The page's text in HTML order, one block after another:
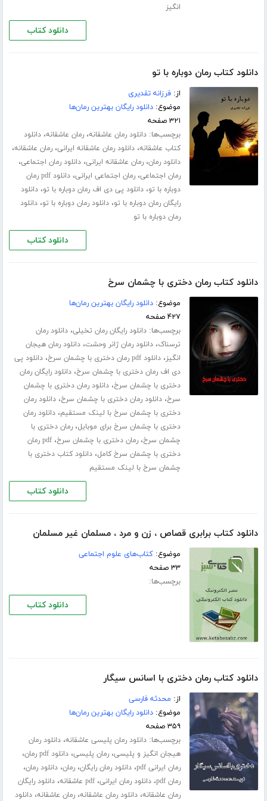
انگیز
دانلود کتاب
دانلود کتاب رمان دوباره با تو
از:فرزانه تقدیری
موضوع:دانلود رایگان بهترین رمان‌ها
۳۲۱ صفحه
برچسب‌ها:دانلود رمان عاشقانه،رمان عاشقانه،دانلود
کتاب عاشقانه،دانلود رمان عاشقانه ایرانی،رمان عاشقانه،
دانلود رمان،رمان عاشقانه ایرانی،دانلود رمان اجتماعی،
رمان اجتماعی،رمان اجتماعی ایرانی،
دانلود pdf رمان
دوباره با تو،دانلود پی دی اف رمان دوباره با تو،دانلود
رایگان رمان دوباره با تو،دانلود رمان دوباره با تو،دانلود
رمان دوباره با تو
دانلود کتاب
دانلود کتاب رمان دختری با چشمان سرخ
موضوع:دانلود رایگان بهترین رمان‌ها
۴۲۷ صفحه
برچسب‌ها:دانلود رایگان رمان تخیلی،دانلود رمان
ترسناک،دانلود رمان ژانر وحشت،دانلود رمان هیجان
انگیز،دانلود pdf رمان دختری با چشمان سرخ ،دانلود پی
دی اف رمان دختری با چشمان سرخ،دانلود رایگان رمان
دختری با چشمان سرخ،دانلود رمان دختری با چشمان
سرخ،دانلود رمان دختری با چشمان سرخ،دانلود رمان
دختری با چشمان سرخ با لینک مستقیم،دانلود رمان
دختری با چشمان سرخ برای موبایل،رمان دختری با
چشمان سرخ،رمان دختری با چشمان سرخ،
pdf رمان
دختری با چشمان سرخ کامل،دانلود کتاب دختری با
چشمان سرخ با لینک مستقیم
دانلود کتاب
دانلود کتاب برابری قصاص ، زن و مرد ، مسلمان غیر مسلمان
موضوع:کتاب‌های علوم اجتماعی
۳۳ صفحه
برچسب‌ها:
دانلود کتاب
دانلود کتاب رمان دختری با اسانس سیگار
از: محدثه فارسی
موضوع:دانلود رایگان بهترین رمان‌ها
۳۵۹ صفحه
برچسب‌ها:دانلود رمان پلیسی عاشقانه،دانلود رمان
هیجان انگیز و پلیسی،رمان پلیسی،دانلود pdf رمان ،
رمان ایرانی pdf ،دانلود رمان رایگان،رمان،دانلود رمان،
رمان pdf ،دانلود رمان ایرانی،pdf عاشقانه ،دانلود رایگان
رمان عاشقانه،دانلود رمان عاشقانه،رمان عاشقانه،دانلود